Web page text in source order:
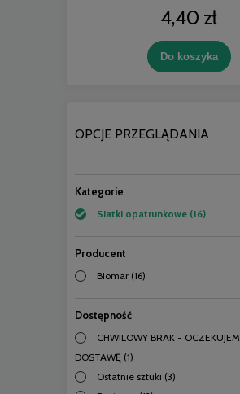
4,40 zł
Do koszyka
OPCJE PRZEGLĄDANIA
Kategorie
Siatki opatrunkowe (16)
Producent
Biomar (16)
Dostępność
CHWILOWY BRAK -
DOSTAWĘ (1)
Ostatnie sztuki (3)